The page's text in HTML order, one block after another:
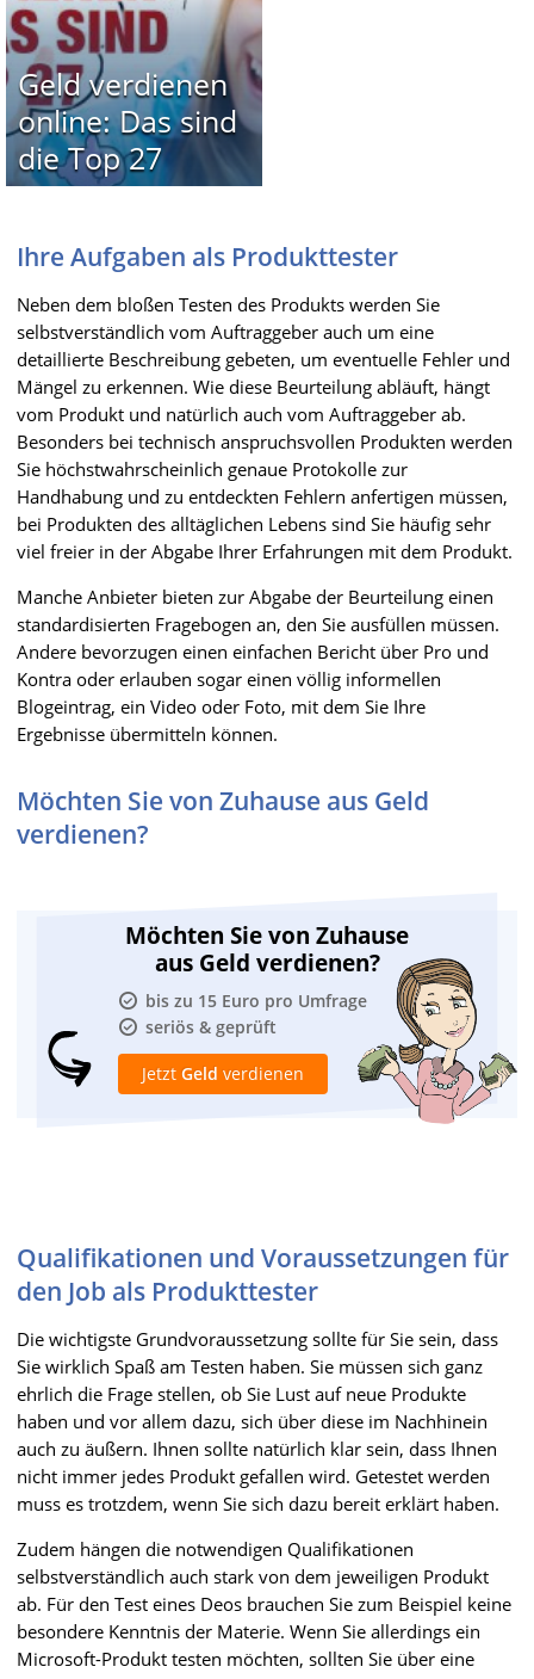
Geld verdienen
online: Das sind
die Top 27
Ihre Aufgaben als Produkttester
Neben dem bloßen Testen des Produkts werden Sie
selbstverständlich vom Auftraggeber auch um eine
detaillierte Beschreibung gebeten, um eventuelle Fehler und
Mängel zu erkennen. Wie diese Beurteilung abläuft, hängt
vom Produkt und natürlich auch vom Auftraggeber ab.
Besonders bei technisch anspruchsvollen Produkten werden
Sie höchstwahrscheinlich genaue Protokolle zur
Handhabung und zu entdeckten Fehlern anfertigen müssen,
bei Produkten des alltäglichen Lebens sind Sie häufig sehr
viel freier in der Abgabe Ihrer Erfahrungen mit dem Produkt.
Manche Anbieter bieten zur Abgabe der Beurteilung einen
standardisierten Fragebogen an, den Sie ausfüllen müssen.
Andere bevorzugen einen einfachen Bericht über Pro und
Kontra oder erlauben sogar einen völlig informellen
Blogeintrag, ein Video oder Foto, mit dem Sie Ihre
Ergebnisse übermitteln können.
Möchten Sie von Zuhause aus Geld
verdienen?
Möchten Sie von Zuhause
aus Geld verdienen?
bis zu 15 Euro pro Umfrage
seriös & geprüft
Jetzt Geld verdienen
Qualifikationen und Voraussetzungen für
den Job als Produkttester
Die wichtigste Grundvoraussetzung sollte für Sie sein, dass
Sie wirklich Spaß am Testen haben. Sie müssen sich ganz
ehrlich die Frage stellen, ob Sie Lust auf neue Produkte
haben und vor allem dazu, sich über diese im Nachhinein
auch zu äußern. Ihnen sollte natürlich klar sein, dass Ihnen
nicht immer jedes Produkt gefallen wird. Getestet werden
muss es trotzdem, wenn Sie sich dazu bereit erklärt haben.
Zudem hängen die notwendigen Qualifikationen
selbstverständlich auch stark von dem jeweiligen Produkt
ab. Für den Test eines Deos brauchen Sie zum Beispiel keine
besondere Kenntnis der Materie. Wenn Sie allerdings ein
Microsoft-Produkt testen möchten, sollten Sie über eine